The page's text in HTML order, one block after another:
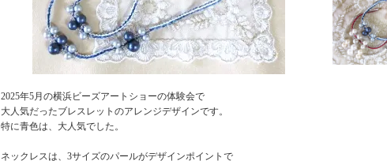
2025年5月の横浜ビーズアートショーの体験会で
大人気だったブレスレットのアレンジデザインです。
特に青色は、大人気でした。
ネックレスは、3サイズのパールがデザインポイントで